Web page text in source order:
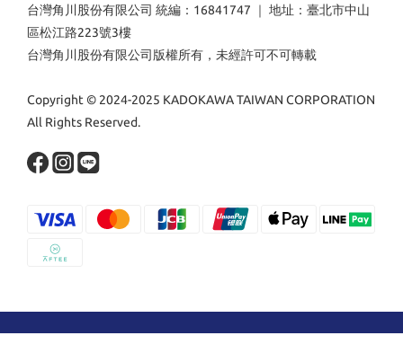
台灣角川股份有限公司 統編：16841747 ｜ 地址：臺北市中山
區松江路223號3樓
台灣角川股份有限公司版權所有，未經許可不可轉載
Copyright © 2024-2025 KADOKAWA TAIWAN CORPORATION
All Rights Reserved.